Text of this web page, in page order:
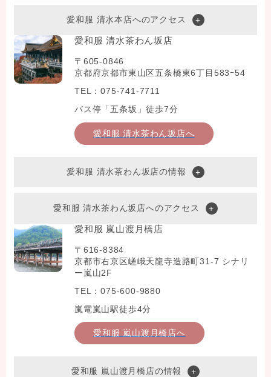
愛和服 清水本店へのアクセス
愛和服 清水茶わん坂店
〒605-0846
京都府京都市東山区五条橋東6丁目583ｰ54
TEL：075-741-7711
バス停「五条坂」徒歩7分
愛和服 清水茶わん坂店へ
愛和服 清水茶わん坂店の情報
愛和服 清水茶わん坂店へのアクセス
愛和服 嵐山渡月橋店
〒616-8384
京都市右京区嵯峨天龍寺造路町31-7 シナリ
ー嵐山2F
TEL：075-600-9880
嵐電嵐山駅徒歩4分
愛和服 嵐山渡月橋店へ
愛和服 嵐山渡月橋店の情報